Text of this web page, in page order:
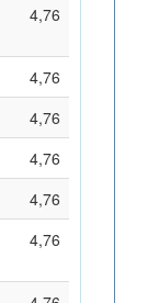
4,76
4,76
4,76
4,76
4,76
4,76